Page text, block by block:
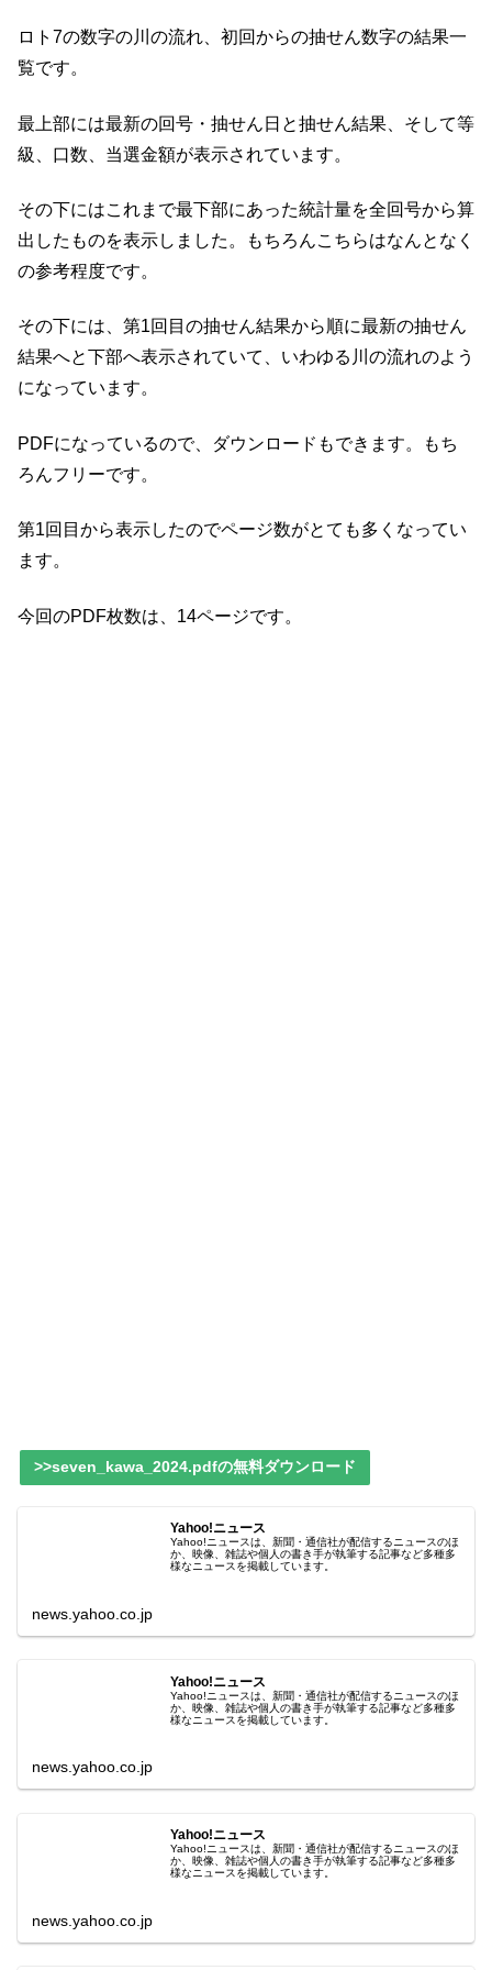
ロト7の数字の川の流れ、初回からの抽せん数字の結果一
覧です。
最上部には最新の回号・抽せん日と抽せん結果、そして等
級、口数、当選金額が表示されています。
その下にはこれまで最下部にあった統計量を全回号から算
出したものを表示しました。もちろんこちらはなんとなく
の参考程度です。
その下には、第1回目の抽せん結果から順に最新の抽せん
結果へと下部へ表示されていて、いわゆる川の流れのよう
になっています。
PDFになっているので、ダウンロードもできます。もち
ろんフリーです。
第1回目から表示したのでページ数がとても多くなってい
ます。
今回のPDF枚数は、14ページです。
>>seven_kawa_2024.pdfの無料ダウンロード
Yahoo!ニュース
Yahoo!ニュースは、新聞・通信社が配信するニュースのほ
か、映像、雑誌や個人の書き手が執筆する記事など多種多
様なニュースを掲載しています。
news.yahoo.co.jp
Yahoo!ニュース
Yahoo!ニュースは、新聞・通信社が配信するニュースのほ
か、映像、雑誌や個人の書き手が執筆する記事など多種多
様なニュースを掲載しています。
news.yahoo.co.jp
Yahoo!ニュース
Yahoo!ニュースは、新聞・通信社が配信するニュースのほ
か、映像、雑誌や個人の書き手が執筆する記事など多種多
様なニュースを掲載しています。
news.yahoo.co.jp